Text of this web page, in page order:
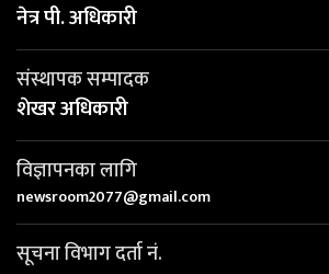
नेत्र पी. अधिकारी
संस्थापक सम्पादक
शेखर अधिकारी
विज्ञापनका लागि
newsroom2077@gmail.com
सूचना विभाग दर्ता नं.